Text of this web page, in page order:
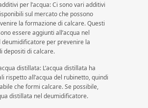
per l’acqua: Ci sono vari additivi
sul mercato che possono
la formazione di calcare. Questi
essere aggiunti all’acqua nel
deumidificatore per prevenire la
depositi di calcare.
distillata: L’acqua distillata ha
rispetto all’acqua del rubinetto, quindi
che formi calcare. Se possibile,
distillata nel deumidificatore.